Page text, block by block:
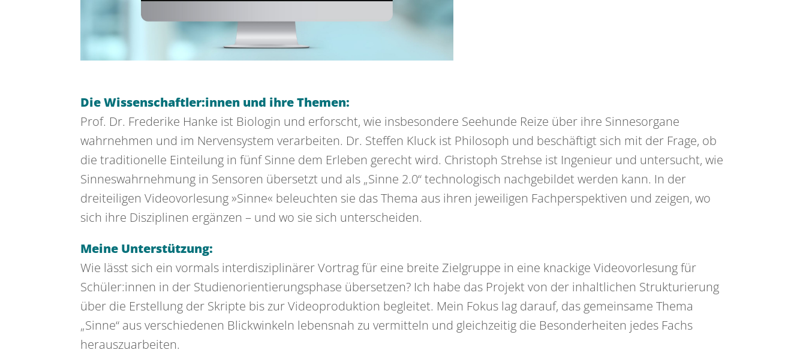
Die Wissenschaftler:innen und ihre Themen:
Prof. Dr. Frederike Hanke ist Biologin und erforscht, wie insbesondere Seehunde Reize über ihre Sinnesorgane
wahrnehmen und im Nervensystem verarbeiten. Dr. Steffen Kluck ist Philosoph und beschäftigt sich mit der Frage, ob
die traditionelle Einteilung in fünf Sinne dem Erleben gerecht wird. Christoph Strehse ist Ingenieur und untersucht, wie
Sinneswahrnehmung in Sensoren übersetzt und als „Sinne 2.0“ technologisch nachgebildet werden kann. In der
dreiteiligen Videovorlesung »Sinne« beleuchten sie das Thema aus ihren jeweiligen Fachperspektiven und zeigen, wo
sich ihre Disziplinen ergänzen – und wo sie sich unterscheiden.
Meine Unterstützung:
Wie lässt sich ein vormals interdisziplinärer Vortrag für eine breite Zielgruppe in eine knackige Videovorlesung für
Schüler:innen in der Studienorientierungsphase übersetzen? Ich habe das Projekt von der inhaltlichen Strukturierung
über die Erstellung der Skripte bis zur Videoproduktion begleitet. Mein Fokus lag darauf, das gemeinsame Thema
„Sinne“ aus verschiedenen Blickwinkeln lebensnah zu vermitteln und gleichzeitig die Besonderheiten jedes Fachs
herauszuarbeiten.